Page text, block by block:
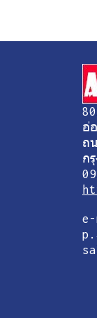
อ่
ถ
ก